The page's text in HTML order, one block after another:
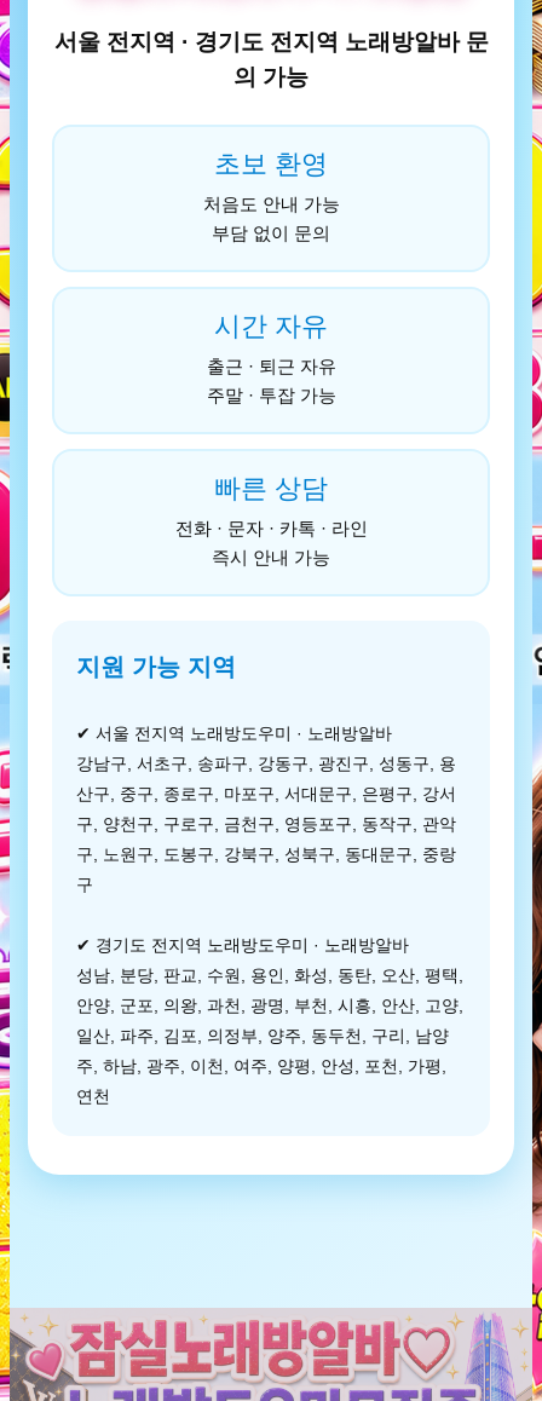
서울 전지역 · 경기도 전지역 노래방알바 문
의 가능
초보 환영
처음도 안내 가능
부담 없이 문의
시간 자유
출근 · 퇴근 자유
주말 · 투잡 가능
빠른 상담
전화 · 문자 · 카톡 · 라인
즉시 안내 가능
지원 가능 지역
✔ 서울 전지역 노래방도우미 · 노래방알바
강남구, 서초구, 송파구, 강동구, 광진구, 성동구, 용
산구, 중구, 종로구, 마포구, 서대문구, 은평구, 강서
구, 양천구, 구로구, 금천구, 영등포구, 동작구, 관악
구, 노원구, 도봉구, 강북구, 성북구, 동대문구, 중랑
구
✔ 경기도 전지역 노래방도우미 · 노래방알바
성남, 분당, 판교, 수원, 용인, 화성, 동탄, 오산, 평택,
안양, 군포, 의왕, 과천, 광명, 부천, 시흥, 안산, 고양,
일산, 파주, 김포, 의정부, 양주, 동두천, 구리, 남양
주, 하남, 광주, 이천, 여주, 양평, 안성, 포천, 가평,
연천